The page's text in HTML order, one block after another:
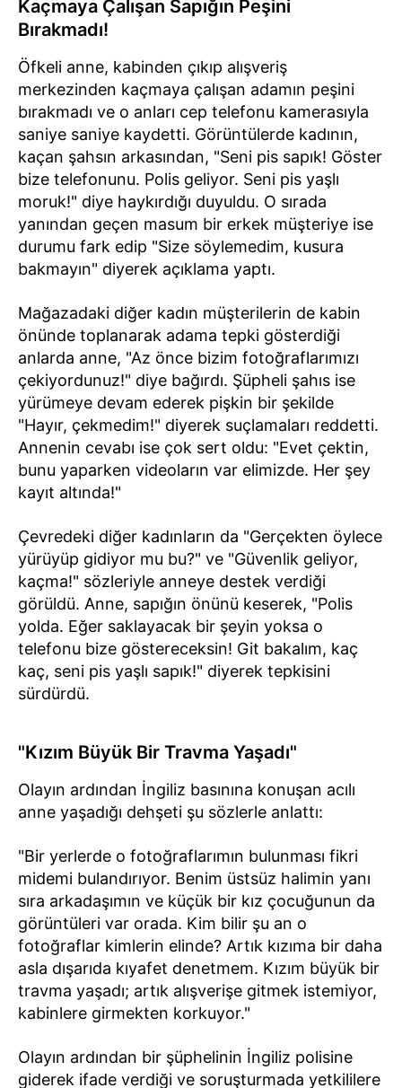
Kaçmaya Çalışan Sapığın Peşini
Bırakmadı!
Öfkeli anne, kabinden çıkıp alışveriş
merkezinden kaçmaya çalışan adamın peşini
bırakmadı ve o anları cep telefonu kamerasıyla
saniye saniye kaydetti. Görüntülerde kadının,
kaçan şahsın arkasından, "Seni pis sapık! Göster
bize telefonunu. Polis geliyor. Seni pis yaşlı
moruk!" diye haykırdığı duyuldu. O sırada
yanından geçen masum bir erkek müşteriye ise
durumu fark edip "Size söylemedim, kusura
bakmayın" diyerek açıklama yaptı.
Mağazadaki diğer kadın müşterilerin de kabin
önünde toplanarak adama tepki gösterdiği
anlarda anne, "Az önce bizim fotoğraflarımızı
çekiyordunuz!" diye bağırdı. Şüpheli şahıs ise
yürümeye devam ederek pişkin bir şekilde
"Hayır, çekmedim!" diyerek suçlamaları reddetti.
Annenin cevabı ise çok sert oldu: "Evet çektin,
bunu yaparken videoların var elimizde. Her şey
kayıt altında!"
Çevredeki diğer kadınların da "Gerçekten öylece
yürüyüp gidiyor mu bu?" ve "Güvenlik geliyor,
kaçma!" sözleriyle anneye destek verdiği
görüldü. Anne, sapığın önünü keserek, "Polis
yolda. Eğer saklayacak bir şeyin yoksa o
telefonu bize göstereceksin! Git bakalım, kaç
kaç, seni pis yaşlı sapık!" diyerek tepkisini
sürdürdü.
"Kızım Büyük Bir Travma Yaşadı"
Olayın ardından İngiliz basınına konuşan acılı
anne yaşadığı dehşeti şu sözlerle anlattı:
"Bir yerlerde o fotoğraflarımın bulunması fikri
midemi bulandırıyor. Benim üstsüz halimin yanı
sıra arkadaşımın ve küçük bir kız çocuğunun da
görüntüleri var orada. Kim bilir şu an o
fotoğraflar kimlerin elinde? Artık kızıma bir daha
asla dışarıda kıyafet denetmem. Kızım büyük bir
travma yaşadı; artık alışverişe gitmek istemiyor,
kabinlere girmekten korkuyor."
Olayın ardından bir şüphelinin İngiliz polisine
giderek ifade verdiği ve soruşturmada yetkililere